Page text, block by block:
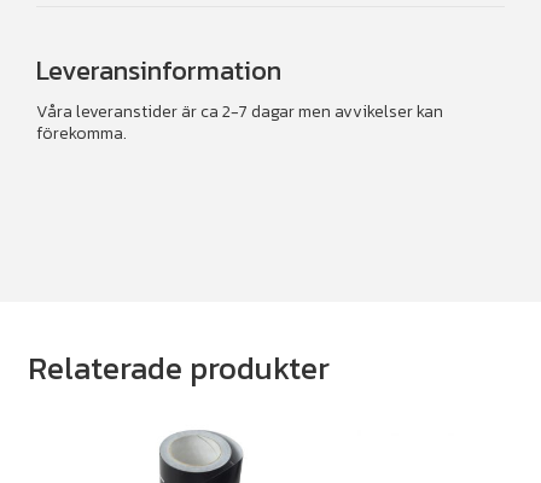
Leveransinformation
Våra leveranstider är ca 2-7 dagar men avvikelser kan
förekomma.
Relaterade produkter